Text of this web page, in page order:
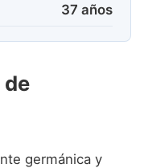
37 años
germánica y